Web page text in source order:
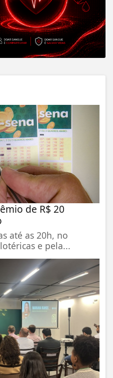
de R$ 20
até as 20h, no
e pela...